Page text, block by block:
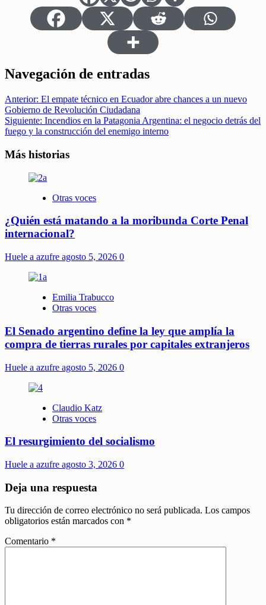
Navegación de entradas
Anterior: El empate técnico en Ecuador abre chances a un nuevo
Gobierno de Revolución Ciudadana
Siguiente: Incendios en la Patagonia Argentina: el negocio detrás del
fuego y la construcción del enemigo interno
Más historias
Otras voces
¿Quién está matando a la moribunda Corte Penal
internacional?
Huele a azufre agosto 5, 2026 0
Emilia Trabucco
Otras voces
El Senado argentino define la ley que amplía la
compra de tierras rurales por capitales extranjeros
Huele a azufre agosto 5, 2026 0
Claudio Katz
Otras voces
El resurgimiento del socialismo
Huele a azufre agosto 3, 2026 0
Deja una respuesta
Tu dirección de correo electrónico no será publicada. Los campos
obligatorios están marcados con *
Comentario *